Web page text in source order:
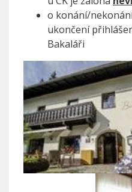
o konání/
ukončení
Bakaláři